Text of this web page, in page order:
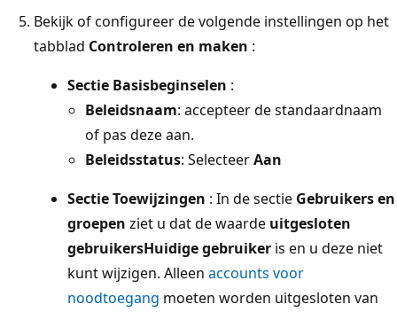
Bekijk of configureer de volgende instellingen op het
tabblad Controleren en maken :
Sectie Basisbeginselen :
Beleidsnaam: accepteer de standaardnaam
of pas deze aan.
Beleidsstatus: SelecteerAan
Sectie Toewijzingen : In de sectie Gebruikers en
groepen ziet u dat de waarde uitgesloten
gebruikersHuidige gebruiker is en u deze niet
kunt wijzigen. Alleen accounts voor
noodtoegang moeten worden uitgesloten van